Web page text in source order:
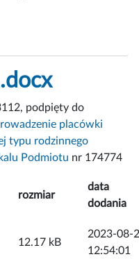
podpięty do
placówki
typu rodzinnego
Podmiotu nr 174774
rozmiar
data
dodania
12.17 kB
2023-08-
12:54:01